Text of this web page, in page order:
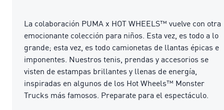
La colaboración PUMA x HOT WHEELS™ vuelve con otra
emocionante colección para niños. Esta vez, es todo a lo
grande; esta vez, es todo camionetas de llantas épicas e
imponentes. Nuestros tenis, prendas y accesorios se
visten de estampas brillantes y llenas de energía,
inspiradas en algunos de los Hot Wheels™ Monster
Trucks más famosos. Preparate para el espectáculo.